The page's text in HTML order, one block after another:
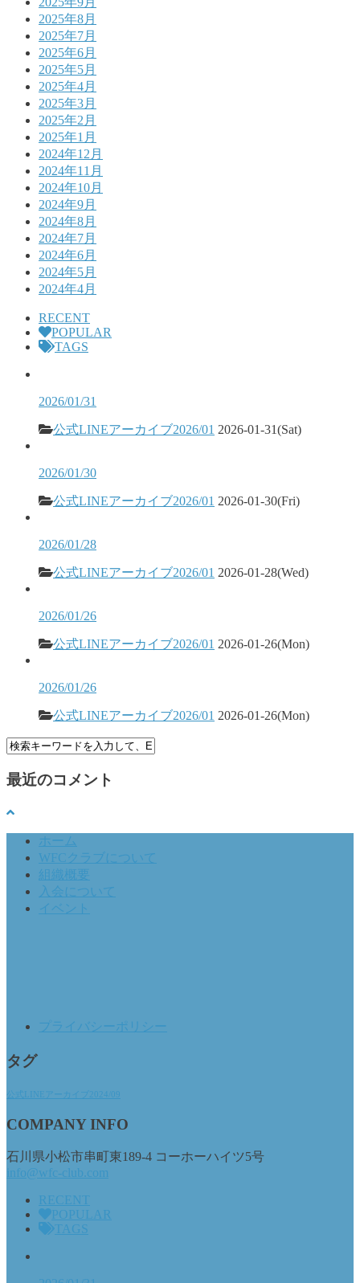
2025年8月
2025年7月
2025年6月
2025年5月
2025年4月
2025年3月
2025年2月
2025年1月
2024年12月
2024年11月
2024年10月
2024年9月
2024年8月
2024年7月
2024年6月
2024年5月
2024年4月
RECENT
POPULAR
TAGS
2026/01/31
公式LINEアーカイブ2026/01 2026-01-31(Sat)
2026/01/30
公式LINEアーカイブ2026/01 2026-01-30(Fri)
2026/01/28
公式LINEアーカイブ2026/01 2026-01-28(Wed)
2026/01/26
公式LINEアーカイブ2026/01 2026-01-26(Mon)
2026/01/26
公式LINEアーカイブ2026/01 2026-01-26(Mon)
最近のコメント
ホーム
WFCクラブについて
組織概要
入会について
イベント
プライバシーポリシー
タグ
公式LINEアーカイブ2024/09
COMPANY INFO
石川県小松市串町東189-4 コーホーハイツ5号
info@wfc-club.com
RECENT
POPULAR
TAGS